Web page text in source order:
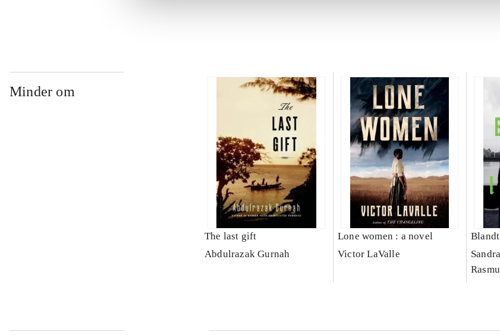
Minder om
The last gift
Abdulrazak Gurnah
Lone women : a novel
Victor LaValle